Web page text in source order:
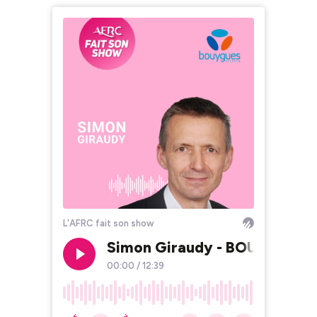
L'AFRC fait son show
Simon Giraudy - BOUYGUES
00:00 / 12:39